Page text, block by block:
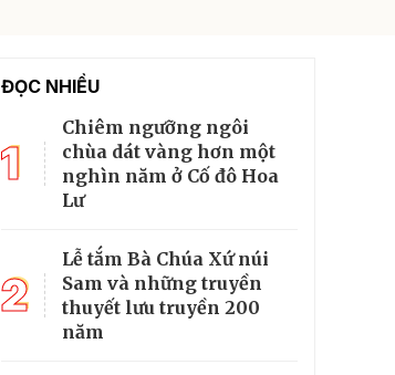
ĐỌC NHIỀU
1
Chiêm ngưỡng ngôi
chùa dát vàng hơn một
nghìn năm ở Cố đô Hoa
Lư
2
Lễ tắm Bà Chúa Xứ núi
Sam và những truyền
thuyết lưu truyền 200
năm